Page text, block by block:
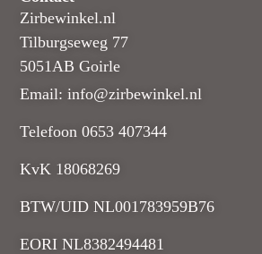
Zirbewinkel.nl
Tilburgseweg 77
5051AB Goirle
Email: info@zirbewinkel.nl
Telefoon 0653 407344
KvK 18068269
BTW/UID NL001783959B76
EORI NL8382494481